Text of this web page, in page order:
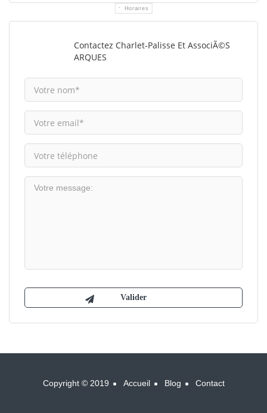
Horaires
Contactez Charlet-Palisse Et AssociÃ©s
ARQUES
Copyright © 2019 Accueil Blog Contact